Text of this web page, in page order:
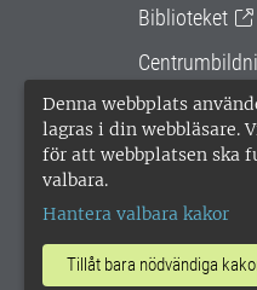
Denna webbplats
lagras i din webbläsare.
för att webbplatsen ska
valbara.
Hantera valbara kakor
Tillåt bara nödvändiga
Biblioteket